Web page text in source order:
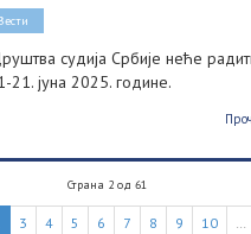
судија Србије неће
јуна 2025. године.
Страна 2 од 61
3 4 5 6 7 8 9 10 …